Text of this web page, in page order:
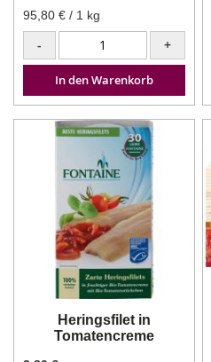
95,80 € / 1 kg
- +
In den Warenkorb
Heringsfilet in
Tomatencreme